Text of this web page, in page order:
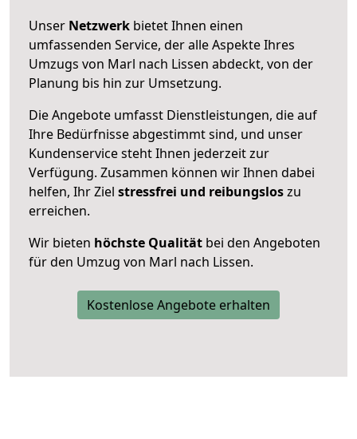
Unser Netzwerk bietet Ihnen einen
umfassenden Service, der alle Aspekte Ihres
Umzugs von Marl nach Lissen abdeckt, von der
Planung bis hin zur Umsetzung.
Die Angebote umfasst Dienstleistungen, die auf
Ihre Bedürfnisse abgestimmt sind, und unser
Kundenservice steht Ihnen jederzeit zur
Verfügung. Zusammen können wir Ihnen dabei
helfen, Ihr Ziel stressfrei und reibungsloszu
erreichen.
Wir bieten höchste Qualität bei den Angeboten
für den Umzug von Marl nach Lissen.
Kostenlose Angebote erhalten